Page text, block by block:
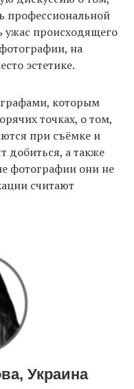
профессиональной
ужас происходящего
на
эстетике.
которым
точках, о том,
при съёмке и
добиться, а также
фотографии они не
считают
Украина